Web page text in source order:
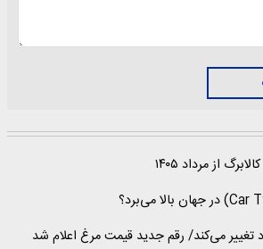
از مرداد ۱۴۰۵
تغییر می‌کند/ رقم جدید قیمت مرغ اعلام شد